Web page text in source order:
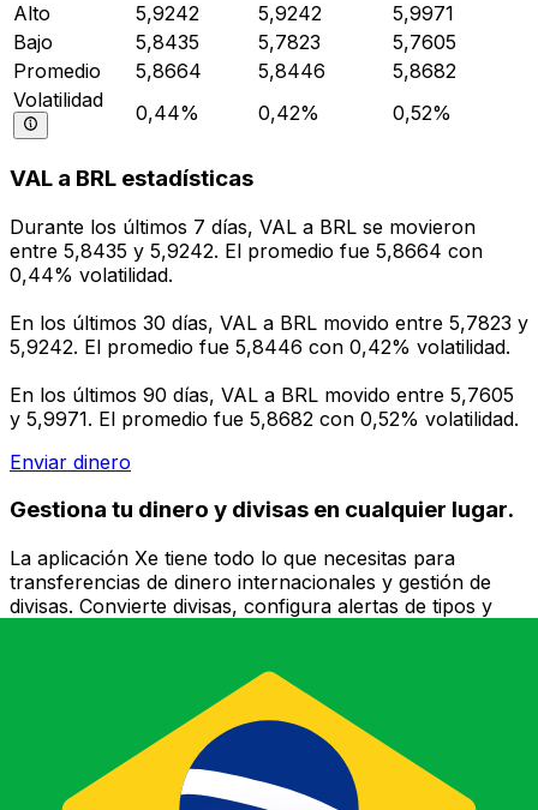
Alto
5,9242 5,9242
5,9971
Bajo
5,8435 5,7823
5,7605
Promedio
5,8664 5,8446
5,8682
Volatilidad
0,44% 0,42% 0,52%
VAL a BRL estadísticas
Durante los últimos 7 días, VAL a BRL se movieron
entre 5,8435 y 5,9242. El promedio fue 5,8664 con
0,44% volatilidad.
En los últimos 30 días, VAL a BRL movido entre 5,7823 y
5,9242. El promedio fue 5,8446 con 0,42% volatilidad.
En los últimos 90 días, VAL a BRL movido entre 5,7605
y 5,9971. El promedio fue 5,8682 con 0,52% volatilidad.
Enviar dinero
Gestiona tu dinero y divisas en cualquier lugar.
La aplicación Xe tiene todo lo que necesitas para
transferencias de dinero internacionales y gestión de
divisas. Convierte divisas, configura alertas de tipos y